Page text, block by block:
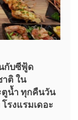
กับซีฟู้ด
ติ ใน
ตูน้ำ ทุกคืนวัน
โรงแรมเดอะ